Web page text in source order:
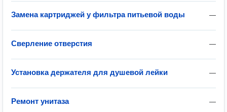
—
Замена картриджей у фильтра питьевой воды
—
Сверление отверстия
—
Установка держателя для душевой лейки
—
Ремонт унитаза